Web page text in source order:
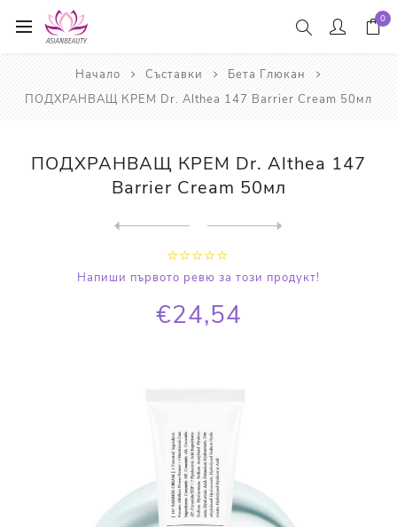
0
Начало Съставки
Бета Глюкан
ПОДХРАНВАЩ КРЕМ Dr. Althea 147 Barrier Cream 50мл
ПОДХРАНВАЩ КРЕМ Dr. Althea 147
Barrier Cream 50мл
Напиши първото ревю за този продукт!
€24,54